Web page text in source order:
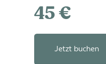
45 €
Jetzt buchen